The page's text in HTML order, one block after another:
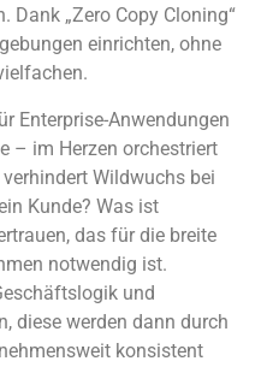
Dank „Zero Copy Cloning“
einrichten, ohne
Enterprise-Anwendungen
– im Herzen orchestriert
Wildwuchs bei
Kunde? Was ist
das für die breite
notwendig ist.
und
diese werden dann durch
konsistent